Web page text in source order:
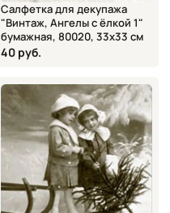
Салфетка для декупажа
"Винтаж, Ангелы с ёлкой 1"
бумажная, 80020, 33х33 см
40 руб.